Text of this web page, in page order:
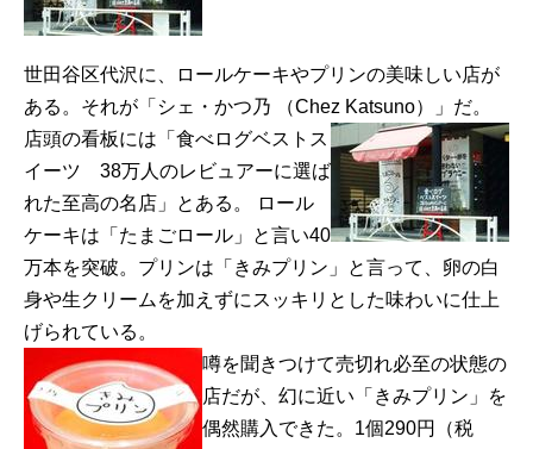
世田谷区代沢に、ロールケーキやプリンの美味しい店が
ある。それが「シェ・かつ乃 （Chez Katsuno）」だ。
店頭の看板には「食べログベストス
イーツ 38万人のレビュアーに選ば
れた至高の名店」とある。 ロール
ケーキは「たまごロール」と言い40
万本を突破。プリンは「きみプリン」と言って、卵の白
身や生クリームを加えずにスッキリとした味わいに仕上
げられている。
噂を聞きつけて売切れ必至の状態の
店だが、幻に近い「きみプリン」を
偶然購入できた。1個290円（税